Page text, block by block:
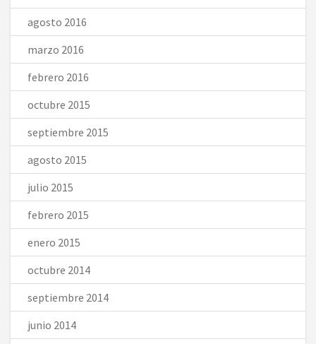
agosto 2016
marzo 2016
febrero 2016
octubre 2015
septiembre 2015
agosto 2015
julio 2015
febrero 2015
enero 2015
octubre 2014
septiembre 2014
junio 2014